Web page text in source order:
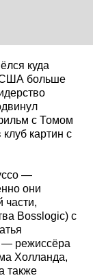
куда
США больше
с Томом
картин с
—
они
части,
Bosslogic) с
— режиссёра
Холланда,
также